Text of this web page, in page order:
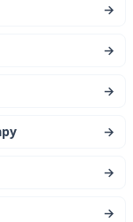
→
→
→
→
→
→